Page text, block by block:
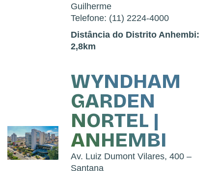
Guilherme
Telefone: (11) 2224-4000
Distância do Distrito Anhembi:
2,8km
WYNDHAM
GARDEN
NORTEL |
ANHEMBI
Av. Luiz Dumont Vilares, 400 –
Santana